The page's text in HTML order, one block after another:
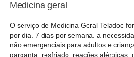
Medicina geral
O serviço de Medicina Geral Teladoc
por dia, 7 dias por semana, a
não emergenciais para adultos e
garganta, resfriado, reações alérgicas,